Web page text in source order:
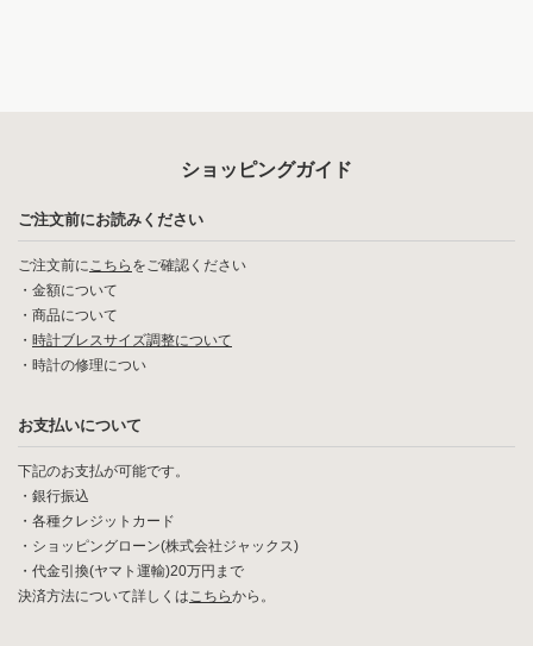
ショッピングガイド
ご注文前にお読みください
ご注文前にこちら をご確認ください
・ 金額について
・ 商品について
・ 時計ブレスサイズ調整について
・ 時計の修理につい
お支払いについて
下記のお支払が可能です。
・銀行振込
・各種クレジットカード
・ショッピングローン(株式会社ジャックス)
・代金引換(ヤマト運輸)20万円まで
決済方法について詳しくはこちらから。